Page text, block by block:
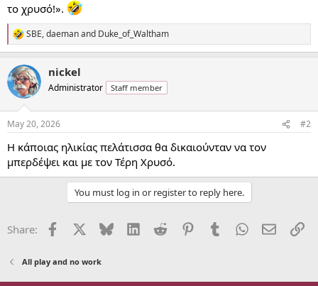
το χρυσό!».
R
e
c
t
i
s
SBE,daemanand Duke_of_Waltham
nickel
Administrator Staff member
May 20, 2026 #2
Η κάποιας ηλικίας πελάτισσα θα δικαιούνταν να τον
μπερδέψει και με τον Τέρη Χρυσό.
You must log in or register to reply here.
Share: Facebook Bluesky LinkedInReddit PinterestTumblrWhatsApp
Email
All play and no work